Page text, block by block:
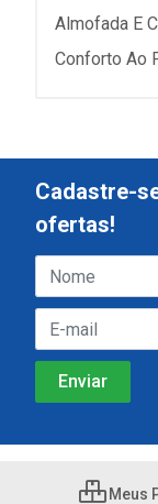
Almofada E
Conforto Ao
Cadastre-
ofertas!
Meus